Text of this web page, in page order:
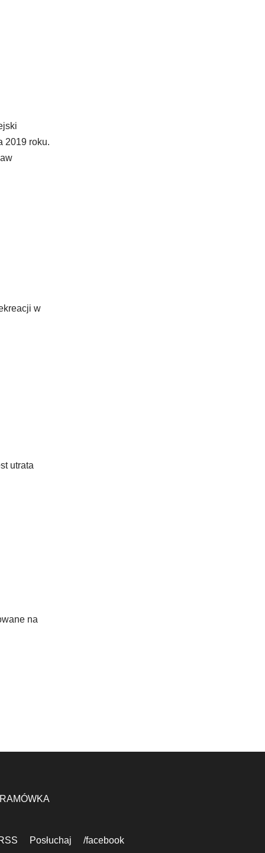
2019 roku.
w
utrata
na
RAMÓWKA
Posłuchaj /facebook